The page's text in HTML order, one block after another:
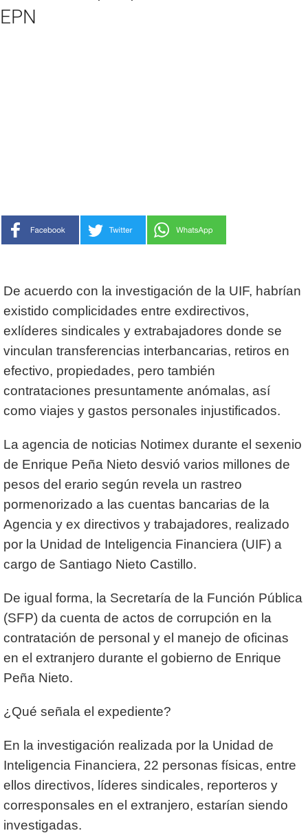
EPN
De acuerdo con la investigación de la UIF, habrían
existido complicidades entre exdirectivos,
exlíderes sindicales y extrabajadores donde se
vinculan transferencias interbancarias, retiros en
efectivo, propiedades, pero también
contrataciones presuntamente anómalas, así
como viajes y gastos personales injustificados.
La agencia de noticias Notimex durante el sexenio
de Enrique Peña Nieto desvió varios millones de
pesos del erario según revela un rastreo
pormenorizado a las cuentas bancarias de la
Agencia y ex directivos y trabajadores, realizado
por la Unidad de Inteligencia Financiera (UIF) a
cargo de Santiago Nieto Castillo.
De igual forma, la Secretaría de la Función Pública
(SFP) da cuenta de actos de corrupción en la
contratación de personal y el manejo de oficinas
en el extranjero durante el gobierno de Enrique
Peña Nieto.
¿Qué señala el expediente?
En la investigación realizada por la Unidad de
Inteligencia Financiera, 22 personas físicas, entre
ellos directivos, líderes sindicales, reporteros y
corresponsales en el extranjero, estarían siendo
investigadas.